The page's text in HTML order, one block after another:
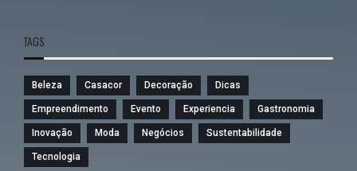
TAGS
Beleza Casacor Decoração Dicas
Empreendimento Evento Experiencia Gastronomia
Inovação Moda Negócios Sustentabilidade
Tecnologia